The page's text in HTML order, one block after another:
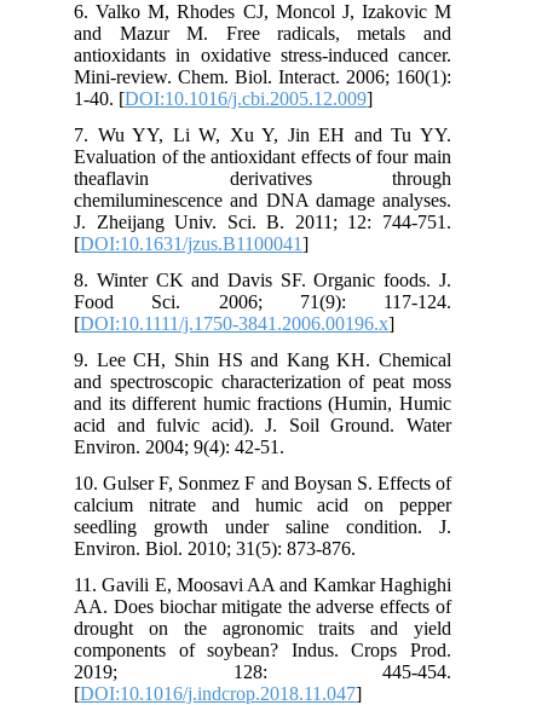
6. Valko M, Rhodes CJ, Moncol J, Izakovic M
and Mazur M. Free radicals, metals and
antioxidants in oxidative stress-induced cancer.
Mini-review. Chem. Biol. Interact. 2006; 160(1):
1-40. [DOI:10.1016/j.cbi.2005.12.009
7. Wu YY, Li W, Xu Y, Jin EH and Tu YY.
Evaluation of the antioxidant effects of four main
theaflavin derivatives through
chemiluminescence and DNA damage analyses.
J. Zheijang Univ. Sci. B. 2011; 12: 744-751.
[DOI:10.1631/jzus.B1100041
8. Winter CK and Davis SF. Organic foods. J.
Food Sci. 2006; 71(9): 117-124.
[DOI:10.1111/j.1750-3841.2006.00196.x
9. Lee CH, Shin HS and Kang KH. Chemical
and spectroscopic characterization of peat moss
and its different humic fractions (Humin, Humic
acid and fulvic acid). J. Soil Ground. Water
Environ. 2004; 9(4): 42-51.
10. Gulser F, Sonmez F and Boysan S. Effects of
calcium nitrate and humic acid on pepper
seedling growth under saline condition. J.
Environ. Biol. 2010; 31(5): 873-876.
11. Gavili E, Moosavi AA and Kamkar Haghighi
AA. Does biochar mitigate the adverse effects of
drought on the agronomic traits and yield
components of soybean? Indus. Crops Prod.
2019; 128: 445-454.
[DOI:10.1016/j.indcrop.2018.11.047